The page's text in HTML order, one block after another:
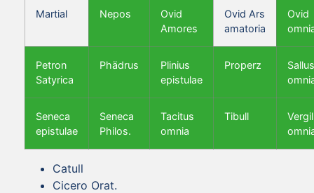
Martial Nepos
Ovid
Amores
Ovid Ars
amatoria
Ovid
Petron
Satyrica
Phädrus
Plinius
epistulae
Properz
Seneca
epistulae
Seneca
Philos.
Tacitus
omnia
Tibull
Vergil
Catull
Cicero Orat.